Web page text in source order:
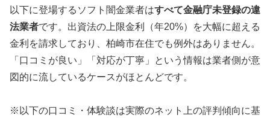
以下に登場するソフト闇金業者はすべて金融庁未登録の違
法業者です。出資法の上限金利（年20%）を大幅に超える
金利を請求しており、柏崎市在住でも例外はありません。
「口コミが良い」「対応が丁寧」という情報は業者側が意
図的に流しているケースがほとんどです。
※以下の口コミ・体験談は実際のネット上の評判傾向に基